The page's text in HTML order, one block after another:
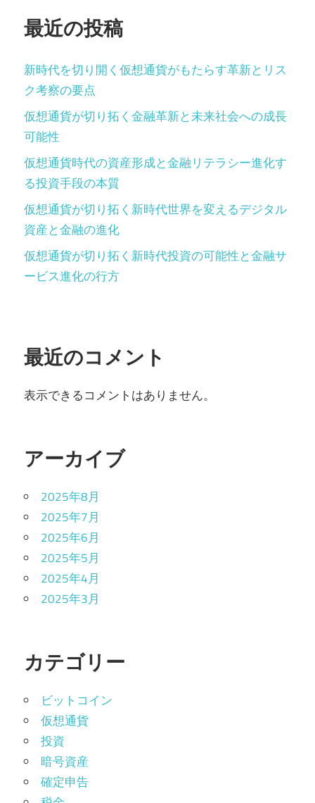
シ
ョ
ン
最近の投稿
新時代を切り開く仮想通貨がもたらす革新とリス
ク考察の要点
仮想通貨が切り拓く金融革新と未来社会への成長
可能性
仮想通貨時代の資産形成と金融リテラシー進化す
る投資手段の本質
仮想通貨が切り拓く新時代世界を変えるデジタル
資産と金融の進化
仮想通貨が切り拓く新時代投資の可能性と金融サ
ービス進化の行方
最近のコメント
表示できるコメントはありません。
アーカイブ
2025年8月
2025年7月
2025年6月
2025年5月
2025年4月
2025年3月
カテゴリー
ビットコイン
仮想通貨
投資
暗号資産
確定申告